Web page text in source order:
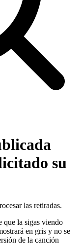
su
las retiradas.
que la sigas viendo
en gris y no se
de la canción